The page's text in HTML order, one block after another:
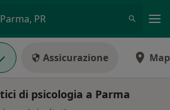
PR
Assicurazione
di psicologia a Parma